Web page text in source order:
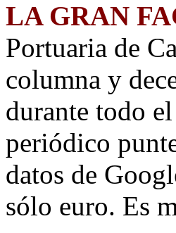
LA GRAN
Portuaria de
columna y
durante todo
periódico
datos de
sólo euro. Es